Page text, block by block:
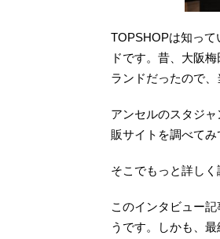
TOPSHOPは知って
ドです。昔、大阪
ランドだったので、
アンセルのスタジ
販サイトを調べてみ
そこでもっと詳しく
このインタビュー
うです。しかも、